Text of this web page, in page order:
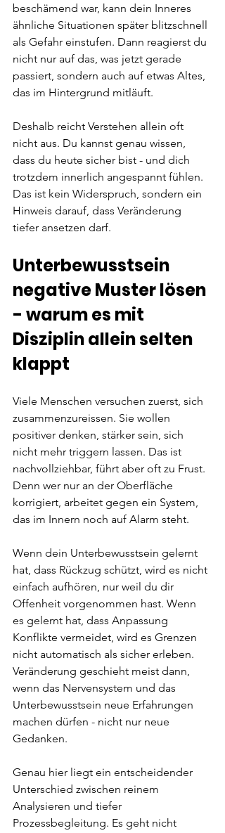
beschämend war, kann dein Inneres
ähnliche Situationen später blitzschnell
als Gefahr einstufen. Dann reagierst du
nicht nur auf das, was jetzt gerade
passiert, sondern auch auf etwas Altes,
das im Hintergrund mitläuft.
Deshalb reicht Verstehen allein oft
nicht aus. Du kannst genau wissen,
dass du heute sicher bist - und dich
trotzdem innerlich angespannt fühlen.
Das ist kein Widerspruch, sondern ein
Hinweis darauf, dass Veränderung
tiefer ansetzen darf.
Unterbewusstsein
negative Muster lösen
- warum es mit
Disziplin allein selten
klappt
Viele Menschen versuchen zuerst, sich
zusammenzureissen. Sie wollen
positiver denken, stärker sein, sich
nicht mehr triggern lassen. Das ist
nachvollziehbar, führt aber oft zu Frust.
Denn wer nur an der Oberfläche
korrigiert, arbeitet gegen ein System,
das im Innern noch auf Alarm steht.
Wenn dein Unterbewusstsein gelernt
hat, dass Rückzug schützt, wird es nicht
einfach aufhören, nur weil du dir
Offenheit vorgenommen hast. Wenn
es gelernt hat, dass Anpassung
Konflikte vermeidet, wird es Grenzen
nicht automatisch als sicher erleben.
Veränderung geschieht meist dann,
wenn das Nervensystem und das
Unterbewusstsein neue Erfahrungen
machen dürfen - nicht nur neue
Gedanken.
Genau hier liegt ein entscheidender
Unterschied zwischen reinem
Analysieren und tiefer
Prozessbegleitung. Es geht nicht